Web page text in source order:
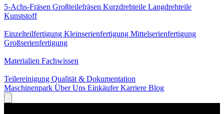
5-Achs-Fräsen Großteilefräsen Kurzdrehteile Langdrehteile
Kunststoff
Einzelteilfertigung Kleinserienfertigung Mittelserienfertigung
Großserienfertigung
Materialien Fachwissen
Teilereinigung Qualität & Dokumentation
Maschinenpark Über Uns EinkäuferKarriere Blog